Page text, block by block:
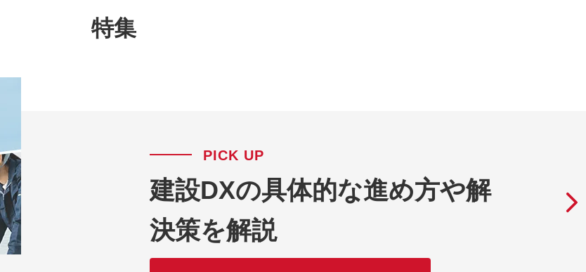
特集
PICK UP
建設DXの具体的な進め方や解
決策を解説